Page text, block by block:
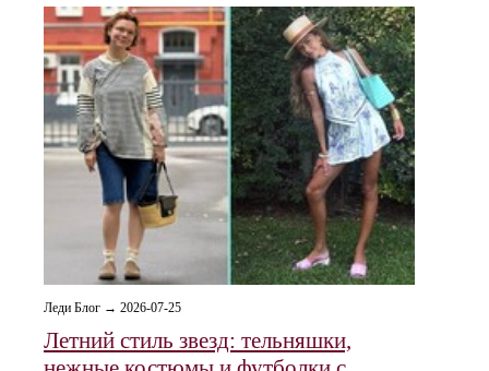
Леди Блог → 2026-07-25
Летний стиль звезд: тельняшки,